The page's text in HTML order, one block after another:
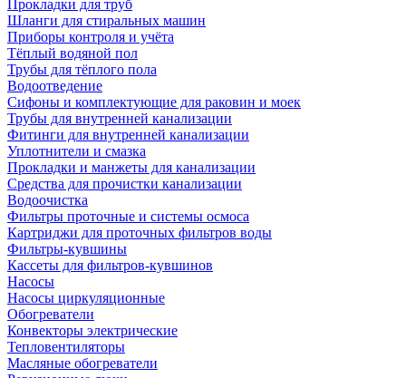
Прокладки для труб
Шланги для стиральных машин
Приборы контроля и учёта
Тёплый водяной пол
Трубы для тёплого пола
Водоотведение
Сифоны и комплектующие для раковин и моек
Трубы для внутренней канализации
Фитинги для внутренней канализации
Уплотнители и смазка
Прокладки и манжеты для канализации
Средства для прочистки канализации
Водоочистка
Фильтры проточные и системы осмоса
Картриджи для проточных фильтров воды
Фильтры-кувшины
Кассеты для фильтров-кувшинов
Насосы
Насосы циркуляционные
Обогреватели
Конвекторы электрические
Тепловентиляторы
Масляные обогреватели